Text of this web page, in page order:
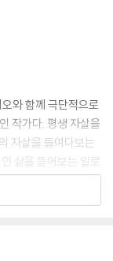
와 함께 극단적으로
작가다. 평생 자살을
자살을 들여다보는
삶을 뜯어보는 일로
등학교 3학년이던 19
의식불명에 빠진
이라는 사실을 부끄